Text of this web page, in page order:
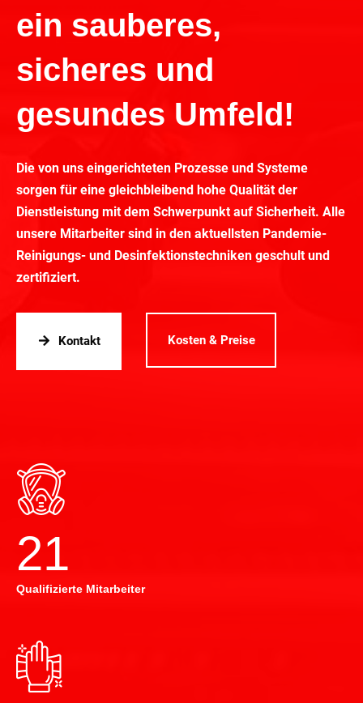
ein sauberes,
sicheres und
gesundes Umfeld!
Die von uns eingerichteten Prozesse und Systeme
sorgen für eine gleichbleibend hohe Qualität der
Dienstleistung mit dem Schwerpunkt auf Sicherheit. Alle
unsere Mitarbeiter sind in den aktuellsten Pandemie-
Reinigungs- und Desinfektionstechniken geschult und
zertifiziert.
Kontakt Kosten & Preise
22
Qualifizierte Mitarbeiter